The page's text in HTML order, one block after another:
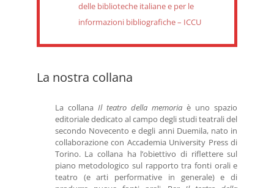
delle biblioteche italiane e per le
informazioni bibliografiche – ICCU
La nostra collana
La collana Il teatro della memoria è uno spazio
editoriale dedicato al campo degli studi teatrali del
secondo Novecento e degli anni Duemila, nato in
collaborazione con Accademia University Press di
Torino. La collana ha l’obiettivo di riflettere sul
piano metodologico sul rapporto tra fonti orali e
teatro (e arti performative in generale) e di